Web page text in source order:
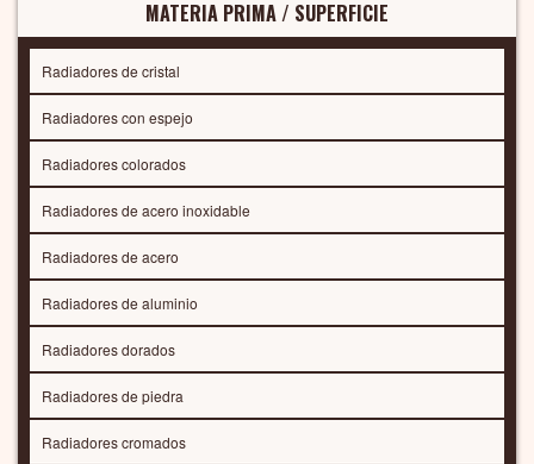
MATERIA PRIMA / SUPERFICIE
Radiadores de cristal
Radiadores con espejo
Radiadores colorados
Radiadores de acero inoxidable
Radiadores de acero
Radiadores de aluminio
Radiadores dorados
Radiadores de piedra
Radiadores cromados